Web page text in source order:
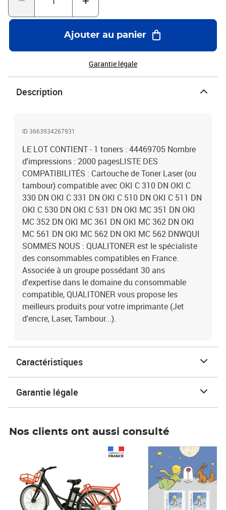
Ajouter au panier
Garantie légale
Description
ID 3663934267931
LE LOT CONTIENT - 1 toners : 44469705 Nombre
d'impressions : 2000 pagesLISTE DES
COMPATIBILITÉS : Cartouche de Toner Laser (ou
tambour) compatible avec OKI C 310 DN OKI C
330 DN OKI C 331 DN OKI C 510 DN OKI C 511 DN
OKI C 530 DN OKI C 531 DN OKI MC 351 DN OKI
MC 352 DN OKI MC 361 DN OKI MC 362 DN OKI
MC 561 DN OKI MC 562 DN OKI MC 562 DNWQUI
SOMMES NOUS : QUALITONER est le spécialiste
des consommables compatibles en France.
Associée à un groupe possédant 30 ans
d'expertise dans le domaine du consommable
compatible, QUALITONER vous propose les
meilleurs produits pour votre imprimante (Jet
d'encre, Laser, Tambour...).
Caractéristiques
Garantie légale
Nos clients ont aussi consulté
Prix 7,50€